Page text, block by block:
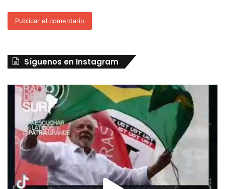
Síguenos en Instagram